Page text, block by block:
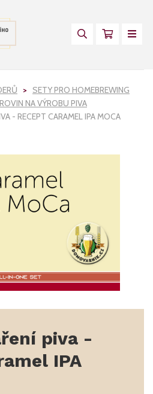
SETY PRO HOMEBREWING
NA VÝROBU PIVA
- RECEPT CARAMEL IPA MOCA
piva -
IPA